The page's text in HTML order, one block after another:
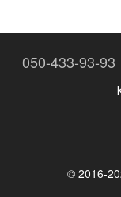
050-433-93-93
© 2016-